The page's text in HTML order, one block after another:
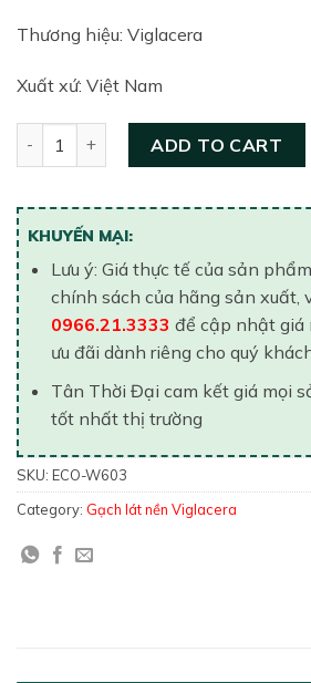
Thương hiệu: Viglacera
Xuất xứ: Việt Nam
ADD TO CART
KHUYẾN MẠI:
Lưu ý: Giá thực tế của sản
chính sách của hãng sản xuất,
0966.21.3333 để cập nhật giá
ưu đãi dành riêng cho quý
Tân Thời Đại cam kết giá mọi
tốt nhất thị trường
SKU: ECO-W603
Category: Gạch lát nền Viglacera